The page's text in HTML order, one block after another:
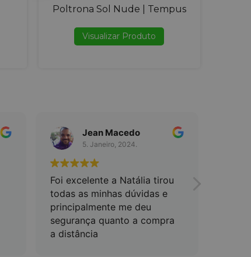
Poltrona Sol Nude | Tempus
Visualizar Produto
Jean Macedo
5. Janeiro, 2024.
Foi excelente a Natália tirou
todas as minhas dúvidas e
principalmente me deu
segurança quanto a compra
a distância